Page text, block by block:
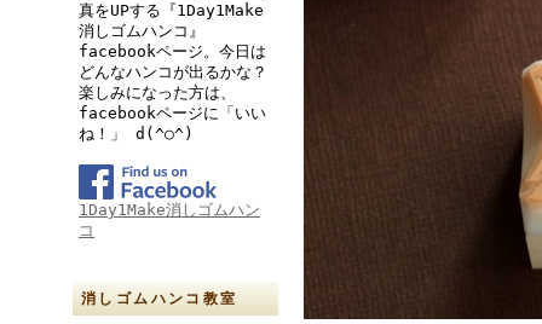
真をUPする『1Day1Make
消しゴムハンコ』
facebookページ。今日は
どんなハンコが出るかな？
楽しみになった方は、
facebookページに「いい
ね！」 d(^○^)
1Day1Make消しゴムハン
コ
消しゴムハンコ教室